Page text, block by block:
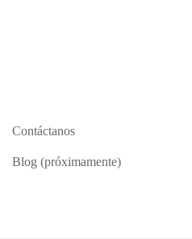
Contáctanos
Blog (próximamente)